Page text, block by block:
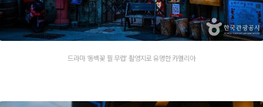
드라마 ‘동백꽃 필 무렵’ 촬영지로 유명한 카멜리아